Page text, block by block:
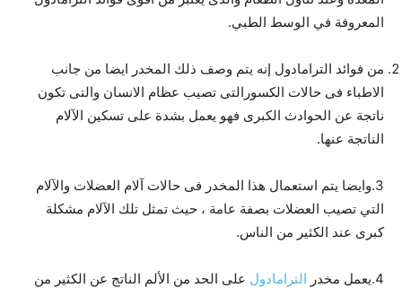
المعروفة في الوسط الطبي.
من فوائد الترامادول إنه يتم وصف ذلك المخدر ايضا من جانب
الاطباء فى حالات الكسورالتى تصيب عظام الانسان والتى تكون
ناتجة عن الحوادث الكبرى فهو يعمل بشدة على تسكين الآلام
الناتجة عنها.
3.وايضا يتم استعمال هذا المخدر فى حالات آلام العضلات والآلام
التي تصيب العضلات بصفة عامة ، حيث تمثل تلك الآلام مشكلة
كبرى عند الكثير من الناس.
4.يعمل مخدر الترامادول على الحد من الألم الناتج عن الكثير من